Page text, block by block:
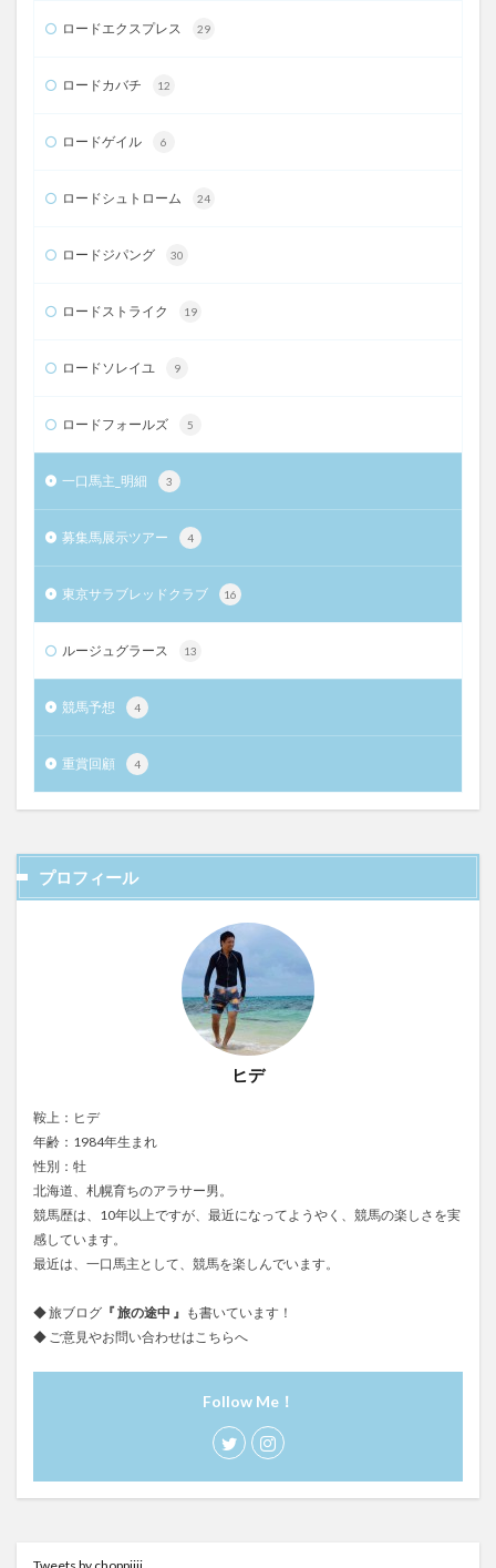
ロードエクスプレス 29
ロードカバチ 12
ロードゲイル 6
ロードシュトローム 24
ロードジパング 30
ロードストライク 19
ロードソレイユ 9
ロードフォールズ 5
一口馬主_明細 3
募集馬展示ツアー 4
東京サラブレッドクラブ 16
ルージュグラース 13
競馬予想 4
重賞回顧 4
プロフィール
ヒデ
鞍上：ヒデ
年齢：1984年生まれ
性別：牡
北海道、札幌育ちのアラサー男。
競馬歴は、10年以上ですが、最近になってようやく、競馬の楽しさを実
感しています。
最近は、一口馬主として、競馬を楽しんでいます。
◆ 旅ブログ 『旅の途中 』 も書いています！
◆ ご意見やお問い合わせは こちらへ
Follow Me！